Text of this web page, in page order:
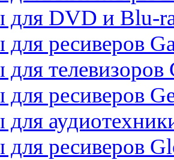
для DVD и Blu-
для ресиверов
телевизоров
для ресиверов
для
для ресиверов